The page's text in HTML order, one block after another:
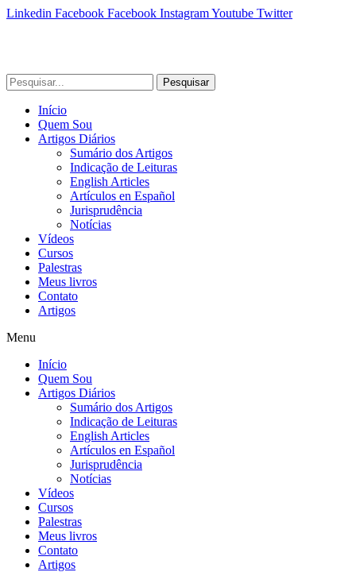
Linkedin Facebook Facebook InstagramYoutube Twitter
Pesquisar
Início
Quem Sou
Artigos Diários
Sumário dos Artigos
Indicação de Leituras
English Articles
Artículos en Español
Jurisprudência
Notícias
Vídeos
Cursos
Palestras
Meus livros
Contato
Artigos
Menu
Início
Quem Sou
Artigos Diários
Sumário dos Artigos
Indicação de Leituras
English Articles
Artículos en Español
Jurisprudência
Notícias
Vídeos
Cursos
Palestras
Meus livros
Contato
Artigos